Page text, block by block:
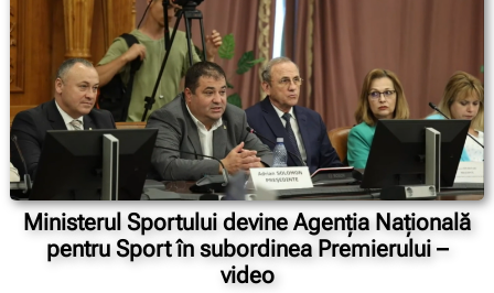
Ministerul Sportului devine Agenția Națională
pentru Sport în subordinea Premierului –
video